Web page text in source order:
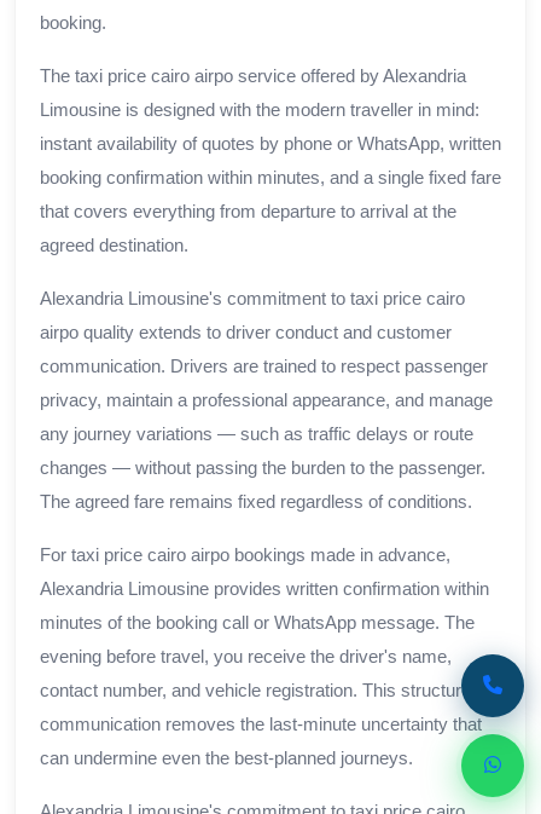
booking.
The taxi price cairo airpo service offered by Alexandria
Limousine is designed with the modern traveller in mind:
instant availability of quotes by phone or WhatsApp, written
booking confirmation within minutes, and a single fixed fare
that covers everything from departure to arrival at the
agreed destination.
Alexandria Limousine's commitment to taxi price cairo
airpo quality extends to driver conduct and customer
communication. Drivers are trained to respect passenger
privacy, maintain a professional appearance, and manage
any journey variations — such as traffic delays or route
changes — without passing the burden to the passenger.
The agreed fare remains fixed regardless of conditions.
For taxi price cairo airpo bookings made in advance,
Alexandria Limousine provides written confirmation within
minutes of the booking call or WhatsApp message. The
evening before travel, you receive the driver's name,
contact number, and vehicle registration. This structured
communication removes the last-minute uncertainty that
can undermine even the best-planned journeys.